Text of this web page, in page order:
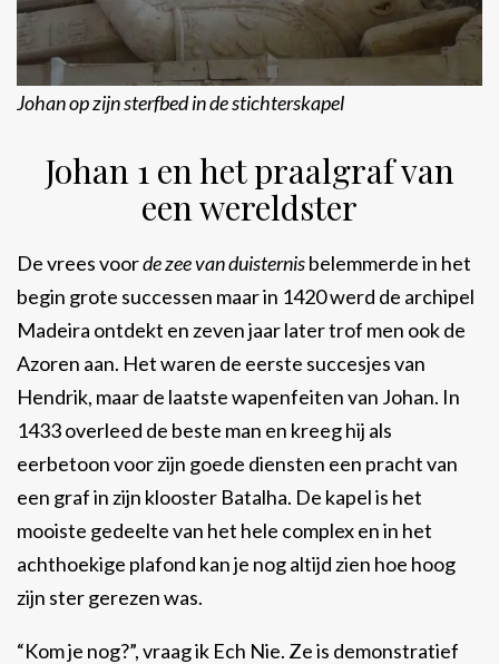
Johan op zijn sterfbed in de stichterskapel
Johan 1 en het praalgraf van
een wereldster
De vrees voorde zee van duisternisbelemmerde in het
begin grote successen maar in 1420 werd de archipel
Madeira ontdekt en zeven jaar later trof men ook de
Azoren aan. Het waren de eerste succesjes van
Hendrik, maar de laatste wapenfeiten van Johan. In
1433 overleed de beste man en kreeg hij als
eerbetoon voor zijn goede diensten een pracht van
een graf in zijn klooster Batalha. De kapel is het
mooiste gedeelte van het hele complex en in het
achthoekige plafond kan je nog altijd zien hoe hoog
zijn ster gerezen was.
“Kom je nog?”, vraag ik Ech Nie. Ze is demonstratief